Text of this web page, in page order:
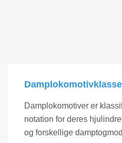
Damplokomotiver er
notation for deres
og forskellige